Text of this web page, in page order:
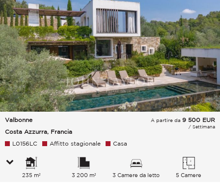
Valbonne
Costa Azzurra, Francia
A partire da 9 500 EUR
/ Settimana
L0156LC Affitto stagionale Casa
235 m² 3 200 m² 3 Camere da letto 5 Camere